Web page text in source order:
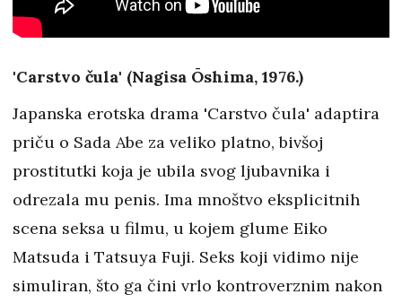
'Carstvo čula' (Nagisa Ōshima, 1976.)
Japanska erotska drama 'Carstvo čula' adaptira
priču o Sada Abe za veliko platno, bivšoj
prostitutki koja je ubila svog ljubavnika i
odrezala mu penis. Ima mnoštvo eksplicitnih
scena seksa u filmu, u kojem glume Eiko
Matsuda i Tatsuya Fuji. Seks koji vidimo nije
simuliran, što ga čini vrlo kontroverznim nakon